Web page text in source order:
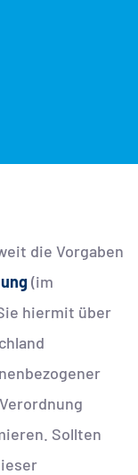
die Vorgaben
(im
hiermit über
Sollten